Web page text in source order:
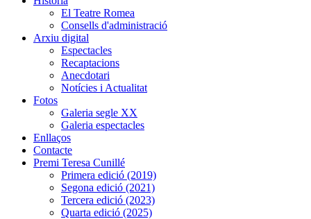
El Teatre Romea
Consells d'administració
Arxiu digital
Espectacles
Recaptacions
Anecdotari
Notícies i Actualitat
Fotos
Galeria segle XX
Galeria espectacles
Enllaços
Contacte
Premi Teresa Cunillé
Primera edició (2019)
Segona edició (2021)
Tercera edició (2023)
Quarta edició (2025)